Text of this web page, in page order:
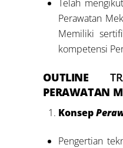
Telah
Perawatan
Memiliki
kompetensi
OUTLINE
PERAWATAN
Konsep
Pengertian